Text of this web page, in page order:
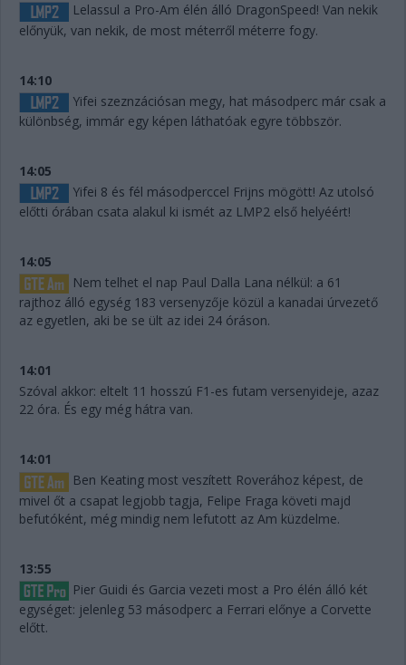
Lelassul a Pro-Am élén álló DragonSpeed! Van nekik
előnyük, van nekik, de most méterről méterre fogy.
14:10
Yifei szeznzációsan megy, hat másodperc már csak a
különbség, immár egy képen láthatóak egyre többször.
14:05
Yifei 8 és fél másodperccel Frijns mögött! Az utolsó
előtti órában csata alakul ki ismét az LMP2 első helyéért!
14:05
Nem telhet el nap Paul Dalla Lana nélkül: a 61
rajthoz álló egység 183 versenyzője közül a kanadai úrvezető
az egyetlen, aki be se ült az idei 24 óráson.
14:01
Szóval akkor: eltelt 11 hosszú F1-es futam versenyideje, azaz
22 óra. És egy még hátra van.
14:01
Ben Keating most veszített Roverához képest, de
mivel őt a csapat legjobb tagja, Felipe Fraga követi majd
befutóként, még mindig nem lefutott az Am küzdelme.
13:55
Pier Guidi és Garcia vezeti most a Pro élén álló két
egységet: jelenleg 53 másodperc a Ferrari előnye a Corvette
előtt.